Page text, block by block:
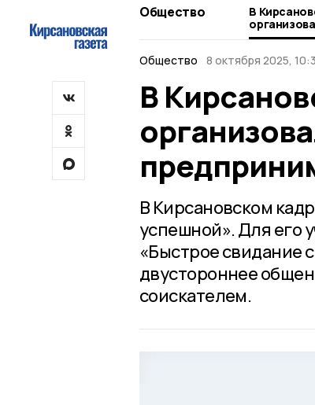
Общество
В
Общество
8 октября 2025,
В
В Кирсановском
успешной». Для его
«Быстрое свидание
двустороннее
соискателем.